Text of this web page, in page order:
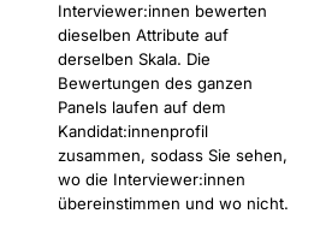
Interviewer:innen bewerten
dieselben Attribute auf
derselben Skala. Die
Bewertungen des ganzen
Panels laufen auf dem
Kandidat:innenprofil
zusammen, sodass Sie sehen,
wo die Interviewer:innen
übereinstimmen und wo nicht.